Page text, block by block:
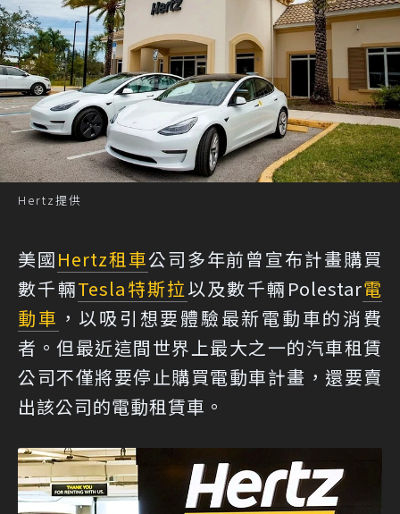
Hertz提供
美國Hertz租車公司多年前曾宣布計畫購買
數千輛Tesla特斯拉以及數千輛Polestar電
動車 ，以吸引想要體驗最新電動車的消費
者。但最近這間世界上最大之一的汽車租賃
公司不僅將要停止購買電動車計畫，還要賣
出該公司的電動租賃車。